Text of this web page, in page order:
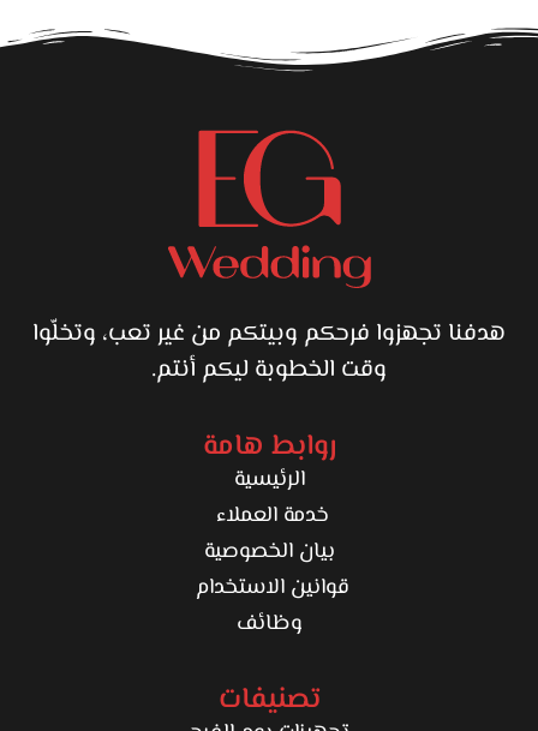
هدفنا تجهزوا فرحكم وبيتكم من غير تعب، وتخلّوا
وقت الخطوبة ليكم أنتم.
روابط هامة
الرئيسية
خدمة العملاء
بيان الخصوصية
قوانين الاستخدام
وظائف
تصنيفات